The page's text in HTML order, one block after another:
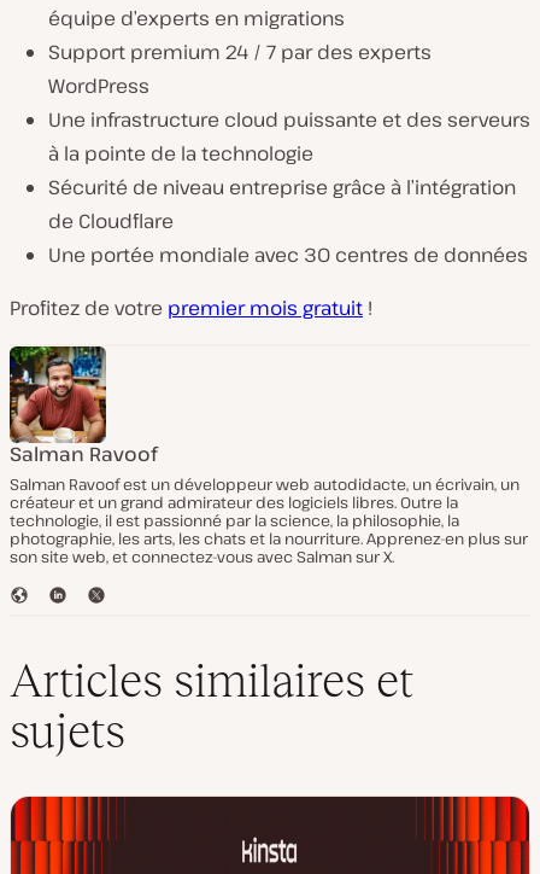
équipe d’experts en migrations
Support premium 24 / 7 par des experts
WordPress
Une infrastructure cloud puissante et des serveurs
à la pointe de la technologie
Sécurité de niveau entreprise grâce à l’intégration
de Cloudflare
Une portée mondiale avec 30 centres de données
Profitez de votre premier mois gratuit !
Salman Ravoof
Salman Ravoof est un développeur web autodidacte, un écrivain, un
créateur et un grand admirateur des logiciels libres. Outre la
technologie, il est passionné par la science, la philosophie, la
photographie, les arts, les chats et la nourriture. Apprenez-en plus sur
son site web, et connectez-vous avec Salman sur X.
S
W
b
L
e
d
I
n
T
t
r
Articles similaires et
sujets